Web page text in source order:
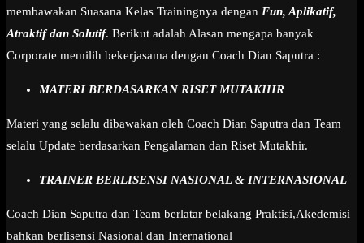
membawakan Suasana Kelas Trainingnya dengan Fun, Aplikatif,
Atraktif dan Solutif. Berikut adalah Alasan mengapa banyak
Corporate memilih bekerjasama dengan Coach Dian Saputra :
MATERI BERDASARKAN RISET MUTAKHIR
Materi yang selalu dibawakan oleh Coach Dian Saputra dan Team
selalu Update berdasarkan Pengalaman dan Riset Mutakhir.
TRAINER BERLISENSI NASIONAL & INTERNASIONAL
Coach Dian Saputra dan Team berlatar belakang Praktisi,Akedemisi
bahkan berlisensi Nasional dan International